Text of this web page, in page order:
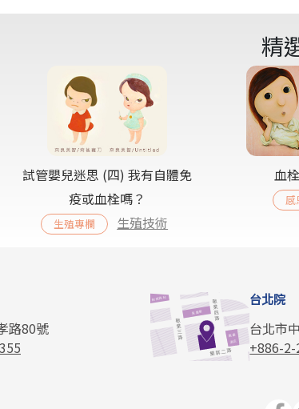
精
試管嬰兒迷思 (四) 我有自體免
疫或血栓嗎？
生殖專欄 生殖技術
血
感
路80號
台北院
台北市
+886-